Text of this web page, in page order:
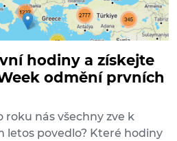
hodiny a získejte
odmění prvních
roku nás všechny zve k
letos povedlo? Které hodiny